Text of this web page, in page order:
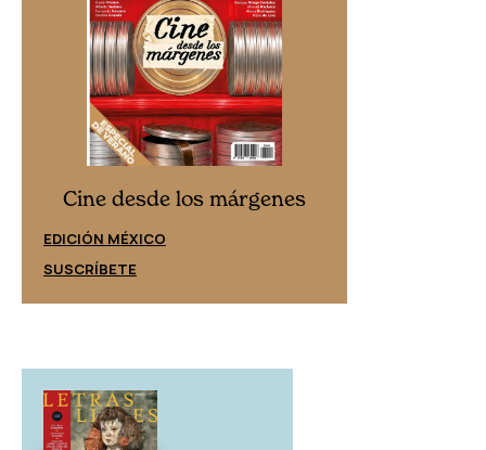
Cine desde los márgenes
EDICIÓN MÉXICO
SUSCRÍBETE